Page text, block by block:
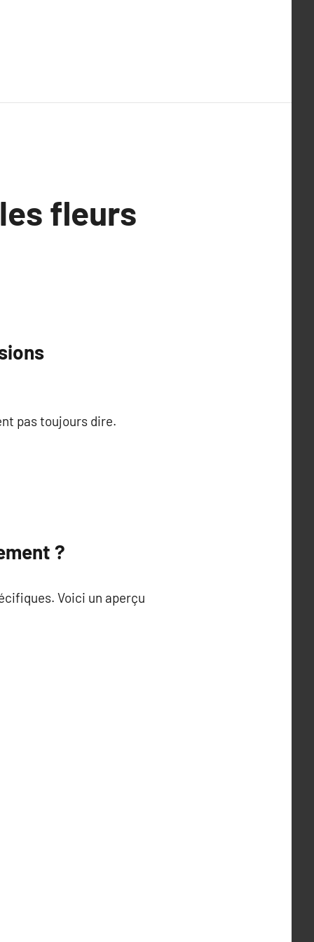
fleurs
pas toujours dire.
?
Voici un aperçu